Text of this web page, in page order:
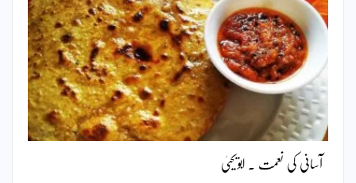
آسانی کی نعمت ۔ ابویحییٰ